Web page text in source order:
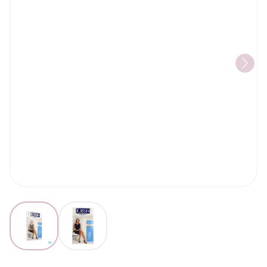
View larger imageView larger image